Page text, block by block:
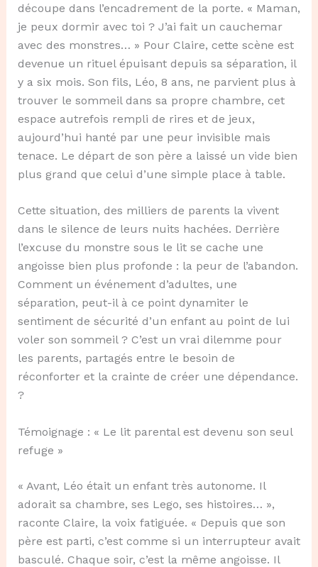
découpe dans l’encadrement de la porte. « Maman,
je peux dormir avec toi ? J’ai fait un cauchemar
avec des monstres… » Pour Claire, cette scène est
devenue un rituel épuisant depuis sa séparation, il
y a six mois. Son fils, Léo, 8 ans, ne parvient plus à
trouver le sommeil dans sa propre chambre, cet
espace autrefois rempli de rires et de jeux,
aujourd’hui hanté par une peur invisible mais
tenace. Le départ de son père a laissé un vide bien
plus grand que celui d’une simple place à table.
Cette situation, des milliers de parents la vivent
dans le silence de leurs nuits hachées. Derrière
l’excuse du monstre sous le lit se cache une
angoisse bien plus profonde : la peur de l’abandon.
Comment un événement d’adultes, une
séparation, peut-il à ce point dynamiter le
sentiment de sécurité d’un enfant au point de lui
voler son sommeil ? C’est un vrai dilemme pour
les parents, partagés entre le besoin de
réconforter et la crainte de créer une dépendance.
?
Témoignage : « Le lit parental est devenu son seul
refuge »
« Avant, Léo était un enfant très autonome. Il
adorait sa chambre, ses Lego, ses histoires… »,
raconte Claire, la voix fatiguée. « Depuis que son
père est parti, c’est comme si un interrupteur avait
basculé. Chaque soir, c’est la même angoisse. Il